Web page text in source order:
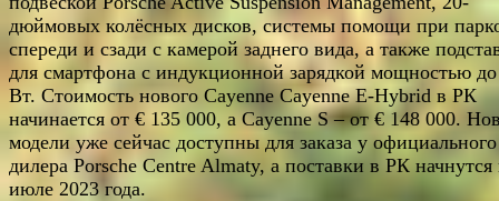
дюймовых колёсных дисков, системы помощи при
спереди и сзади с камерой заднего вида, а также
для смартфона с индукционной зарядкой мощностью
Вт. Стоимость нового Cayenne Cayenne E-Hybrid в РК
начинается от € 135 000, а Cayenne S – от € 148 000.
модели уже сейчас доступны для заказа у официального
дилера Porsche Centre Almaty, а поставки в РК начнутся
июле 2023 года.